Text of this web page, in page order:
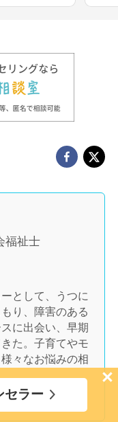
を抱える方の
応じて心理療
法などを取り
セラ
福祉士
として、うつに
り、障害のある
に出会い、早期
た。子育てやモ
々なお悩みの相
セラー
×